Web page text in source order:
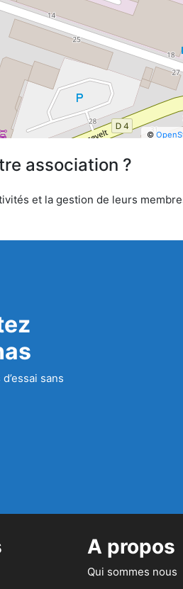
©
association ?
et la gestion de leurs
sans
A propos
Qui sommes nous